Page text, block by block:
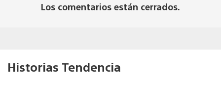
Los comentarios están cerrados.
Historias Tendencia